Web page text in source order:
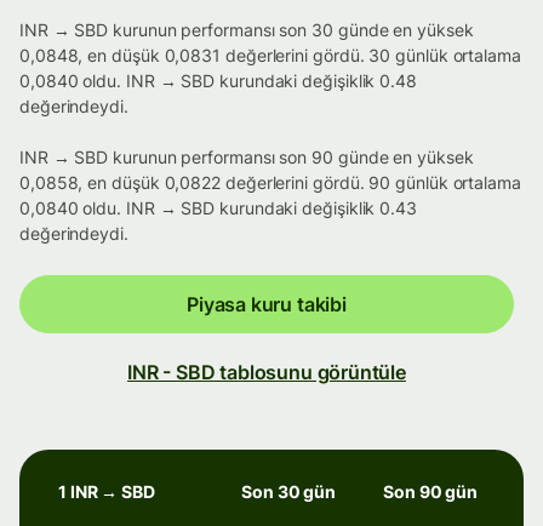
INR → SBD kurunun performansı son 30 günde en yüksek
0,0848, en düşük 0,0831 değerlerini gördü. 30 günlük ortalama
0,0840 oldu. INR → SBD kurundaki değişiklik 0.48
değerindeydi.
INR → SBD kurunun performansı son 90 günde en yüksek
0,0858, en düşük 0,0822 değerlerini gördü. 90 günlük ortalama
0,0840 oldu. INR → SBD kurundaki değişiklik 0.43
değerindeydi.
Piyasa kuru takibi
INR - SBD tablosunu görüntüle
1 INR → SBD Son 30 gün Son 90 gün